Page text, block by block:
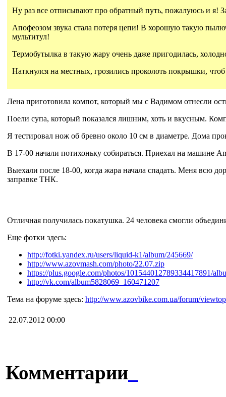
Ну раз все отписывают про обратный путь, пожалуюсь и я!
Апофеозом звука стала потеря цепи! В хорошую такую
мультитул!
Термобутылка в такую жару очень даже пригодилась,
Наткнулся на местных, грозились проколоть покрышки,
Лена приготовила компот, который мы с Вадимом отнесли
Поели супа, который показался лишним, хоть и вкусным.
Я тестировал нож об бревно около 10 см в диаметре. Дома
В 17-00 начали потихоньку собираться. Приехал на машине
Выехали после 18-00, когда жара начала спадать. Меня всю
заправке ТНК.
Отличная получилась покатушка. 24 человека смогли
Еще фотки здесь:
http://fotki.yandex.ru/users/liquid-k1/album/245669/
http://www.azovmash.com/photo/22.07.zip
https://plus.google.com/photos/101544012789334417891/
http://vk.com/album5828069_160471207
Тема на форуме здесь: http://www.azovbike.com.ua/forum/
22.07.2012 00:00
Комментарии